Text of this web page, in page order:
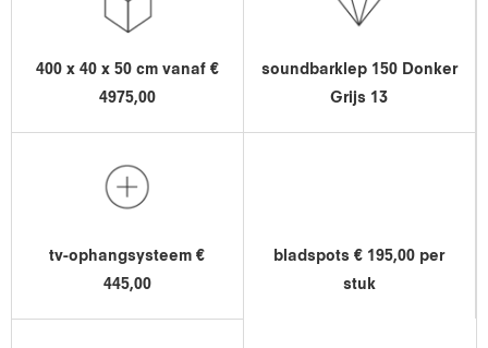
400 x 40 x 50 cm vanaf €
4975,00
soundbarklep 150 Donker
Grijs 13
tv-ophangsysteem €
445,00
bladspots € 195,00 per
stuk